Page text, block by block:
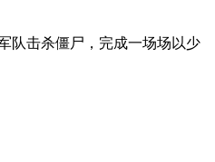
击杀僵尸，完成一场场以少